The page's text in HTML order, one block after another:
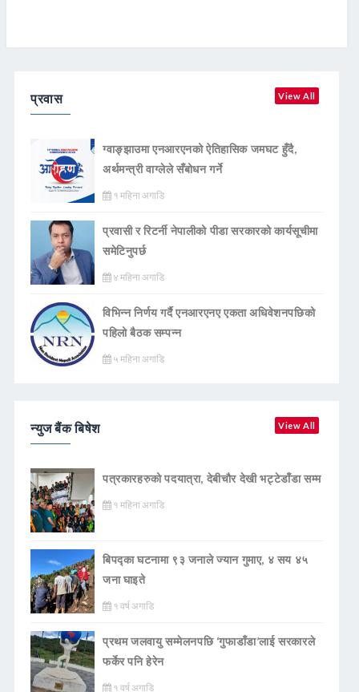
प्रवास View All
ग्वाङ्झाउमा एनआरएनको ऐतिहासिक जमघट हुँदै,
अर्थमन्त्री वाग्लेले सँबोधन गर्ने
१ महिना अगाडि
प्रवासी र रिटर्नी नेपालीको पीडा सरकारको कार्यसूचीमा
समेटिनुपर्छ
४ महिना अगाडि
विभिन्न निर्णय गर्दै एनआरएनए एकता अधिवेशनपछिको
पहिलो बैठक सम्पन्न
५ महिना अगाडि
न्युज बैंक बिषेश View All
पत्रकारहरुको पदयात्रा, देबीचौर देखी भट्टेडाँडा सम्म
१ महिना अगाडि
बिपद्का घटनामा ९३ जनाले ज्यान गुमाए, ४ सय ४५
जना घाइते
१ वर्ष अगाडि
प्रथम जलवायु सम्मेलनपछि ‘गुफाडाँडा’लाई सरकारले
फर्केर पनि हेरेन
१ वर्ष अगाडि